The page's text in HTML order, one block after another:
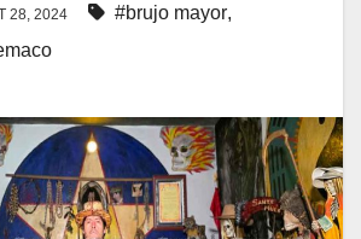
28, 2024 #brujo mayor,